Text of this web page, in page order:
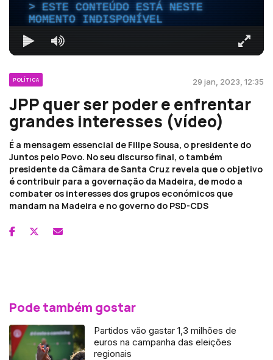
ESTE CONTEÚDO ESTÁ NESTE
MOMENTO INDISPONÍVEL
POLÍTICA 29 jan, 2023, 12:35
JPP quer ser poder e enfrentar
grandes interesses (vídeo)
É a mensagem essencial de Filipe Sousa, o presidente do
Juntos pelo Povo. No seu discurso final, o também
presidente da Câmara de Santa Cruz revela que o objetivo
é contribuir para a governação da Madeira, de modo a
combater os interesses dos grupos económicos que
mandam na Madeira e no governo do PSD-CDS
Pode também gostar
Partidos vão gastar 1,3 milhões de
euros na campanha das eleições
regionais